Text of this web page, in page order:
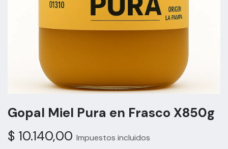
Gopal Miel Pura en Frasco X850g
$ 10.140,00 Impuestos incluidos